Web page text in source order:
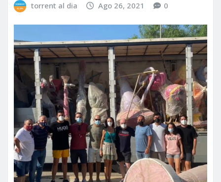
torrent al dia Ago 26, 2021 0